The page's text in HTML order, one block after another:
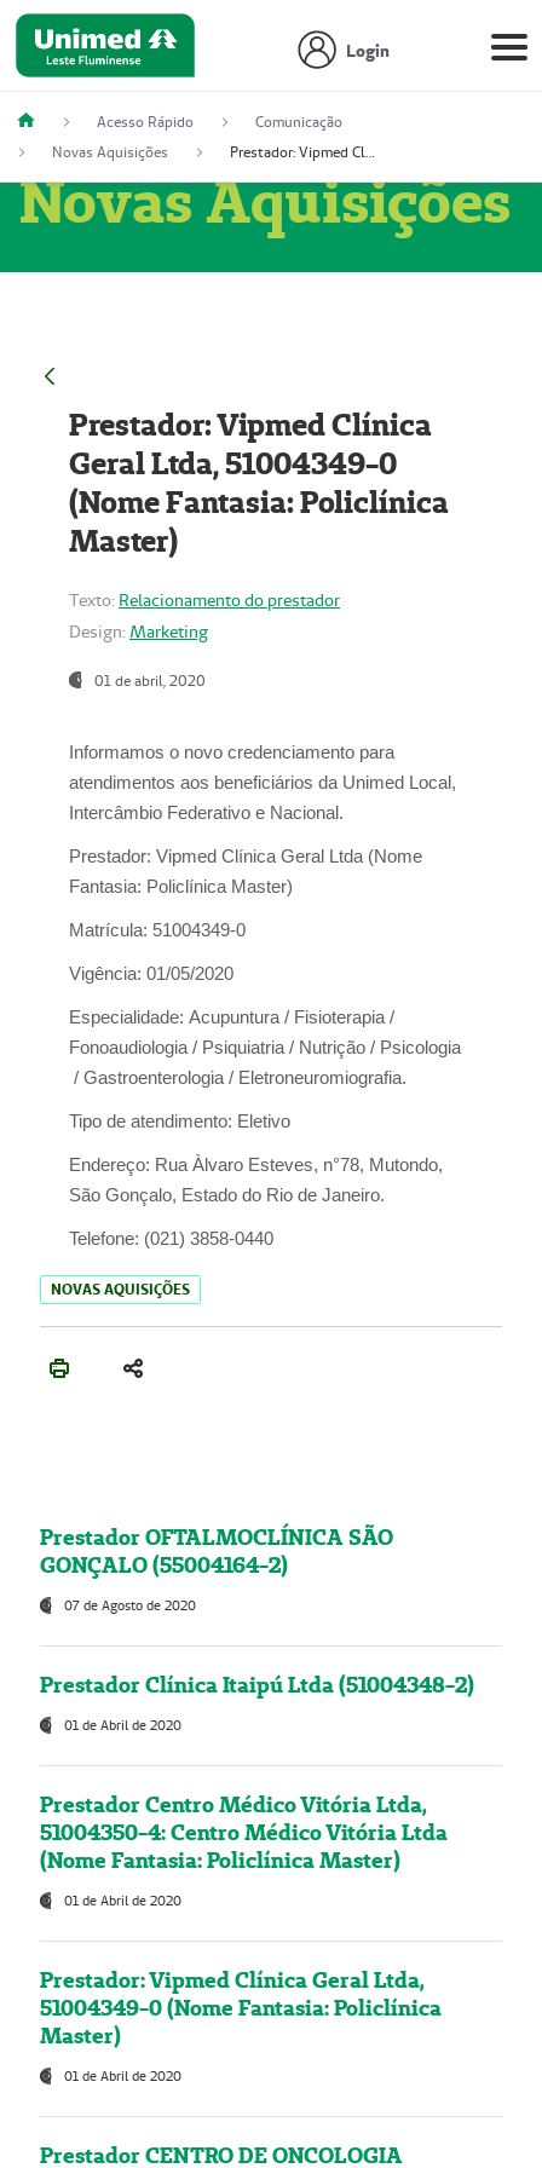
Login
Acesso Rápido
Comunicação
Novas Aquisições
Prestador: Vipmed Clínica Geral Ltda, 51004349-0 (Nome Fantasia: Policlínica Master)
Novas Aquisições
Prestador: Vipmed Clínica
Geral Ltda, 51004349-0
(Nome Fantasia: Policlínica
Master)
Texto: Relacionamento do prestador
Design: Marketing
01 de abril, 2020
Informamos o novo credenciamento para
atendimentos aos beneficiários da Unimed Local,
Intercâmbio Federativo e Nacional.
Prestador: Vipmed Clínica Geral Ltda (Nome
Fantasia: Policlínica Master)
Matrícula: 51004349-0
Vigência: 01/05/2020
Especialidade: Acupuntura / Fisioterapia /
Fonoaudiologia / Psiquiatria / Nutrição / Psicologia
/ Gastroenterologia / Eletroneuromiografia.
Tipo de atendimento: Eletivo
Endereço: Rua Àlvaro Esteves, n°78, Mutondo,
São Gonçalo, Estado do Rio de Janeiro.
Telefone: (021) 3858-0440
NOVAS AQUISIÇÕES
Prestador OFTALMOCLÍNICA SÃO
GONÇALO (55004164-2)
07 de Agosto de 2020
Prestador Clínica Itaipú Ltda (51004348-2)
01 de Abril de 2020
Prestador Centro Médico Vitória Ltda,
51004350-4: Centro Médico Vitória Ltda
(Nome Fantasia: Policlínica Master)
01 de Abril de 2020
Prestador: Vipmed Clínica Geral Ltda,
51004349-0 (Nome Fantasia: Policlínica
Master)
01 de Abril de 2020
Prestador CENTRO DE ONCOLOGIA